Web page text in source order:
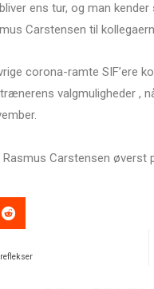
ens tur, og man
Carstensen til
corona-ramte SIF’ere
valgmuligheder ,
Carstensen øverst